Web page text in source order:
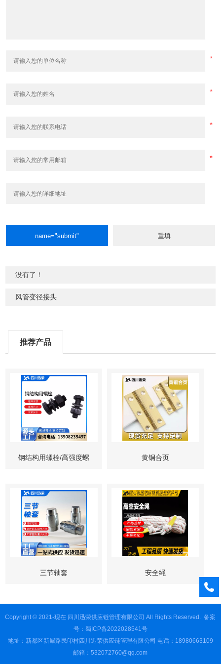
没有了！
风管变径接头
推荐产品
钢结构用螺栓/高强度螺
构固定螺栓
黄铜合页
三节轴套 安全绳
Copyright © 2021-现在 四川迅荣供应链管理有限公司 All Rights Reserved.备案
号：蜀ICP备2022028541号
地址：新都区新犀路民印村四川迅荣供应链管理有限公司 电话：18980663109
邮箱：532072760@qq.com